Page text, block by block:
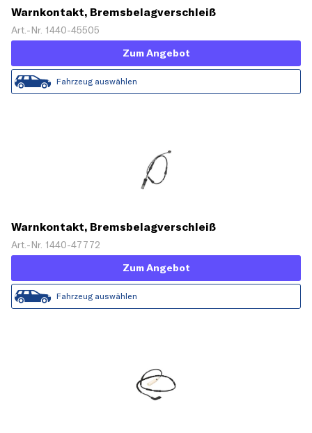
Warnkontakt, Bremsbelagverschleiß
Art.-Nr. 1440-45505
Zum Angebot
Fahrzeug auswählen
Warnkontakt, Bremsbelagverschleiß
Art.-Nr. 1440-47772
Zum Angebot
Fahrzeug auswählen